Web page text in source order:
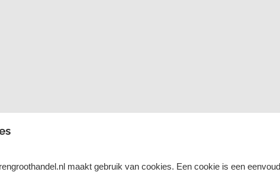
maakt gebruik van cookies. Een cookie is een